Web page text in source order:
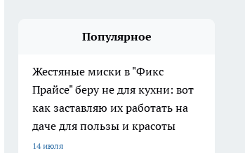
Популярное
Жестяные миски в "Фикс
Прайсе" беру не для кухни: вот
как заставляю их работать на
даче для пользы и красоты
14 июля